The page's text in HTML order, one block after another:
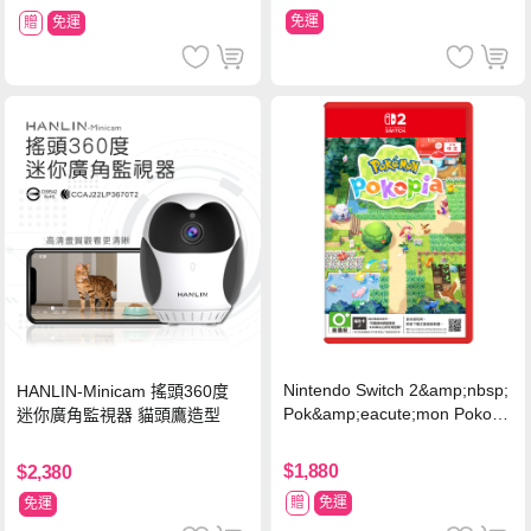
贈 免運 免運
HANLIN-Minicam 搖頭360度
迷你廣角監視器 貓頭鷹造型
$2,380
免運
Nintendo Switch 2&amp;nbsp;
Pok&amp;eacute;mon Pokopi
$1,880
贈 免運